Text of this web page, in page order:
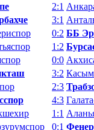
2:1
3:1
0:2 ББ
1:2
0:0
3:2
2:3
4:3
1:1
0:1